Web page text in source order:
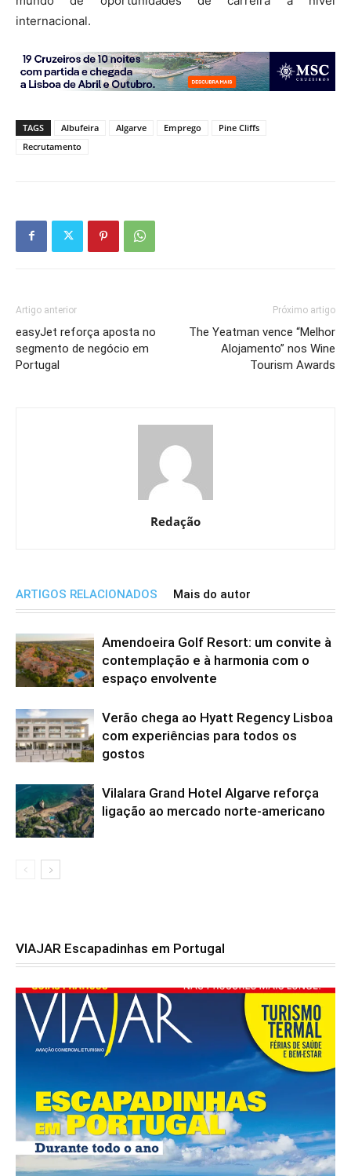
internacional.
TAGS Albufeira Algarve Emprego
Pine Cliffs
Recrutamento
Artigo anterior
easyJet reforça aposta no
segmento de negócio em
Portugal
Próximo artigo
The Yeatman vence “Melhor
Alojamento” nos Wine
Tourism Awards
Redação
ARTIGOS RELACIONADOS Mais do autor
Amendoeira Golf Resort: um convite à
contemplação e à harmonia com o
espaço envolvente
Verão chega ao Hyatt Regency Lisboa
com experiências para todos os
gostos
Vilalara Grand Hotel Algarve reforça
ligação ao mercado norte-americano
VIAJAR Escapadinhas em Portugal